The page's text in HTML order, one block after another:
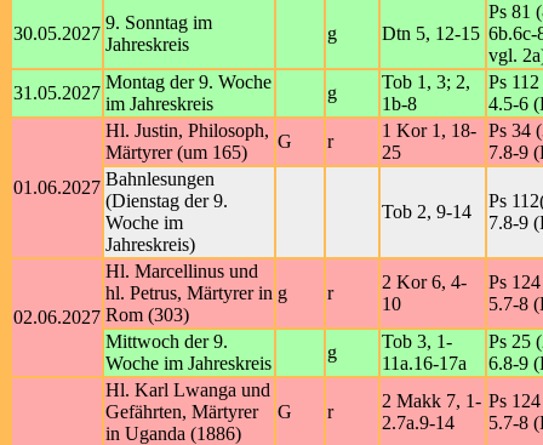
30.05.2027
9. Sonntag im
Jahreskreis
g Dtn 5, 12-15
Ps 81
6b.6c-
vgl.
31.05.2027
Montag der 9. Woche
im Jahreskreis
g
Tob 1, 3; 2,
1b-8
Ps
4.5-6
01.06.2027
Hl. Justin, Philosoph,
Märtyrer (um 165)
G r
1 Kor 1, 18-
25
Ps 34
7.8-9
Bahnlesungen
(Dienstag der 9.
Woche im
Jahreskreis)
Tob 2, 9-14
Ps
7.8-9
02.06.2027
Hl. Marcellinus und
hl. Petrus, Märtyrer in
Rom (303)
g r
2 Kor 6, 4-
10
Ps
5.7-8
Mittwoch der 9.
Woche im Jahreskreis
g
Tob 3, 1-
11a.16-17a
Ps 25
6.8-9
Hl. Karl Lwanga und
Gefährten, Märtyrer
in Uganda (1886)
G r
2 Makk 7, 1-
2.7a.9-14
Ps
5.7-8